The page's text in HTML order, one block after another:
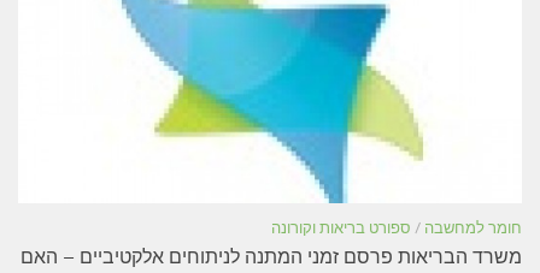
חומר למחשבה / ספורט בריאות וקורונה
משרד הבריאות פרסם זמני המתנה לניתוחים אלקטיביים – האם